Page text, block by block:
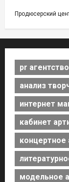
Продюсерский
pr агентство
анализ
интернет
кабинет
концертное
модельное